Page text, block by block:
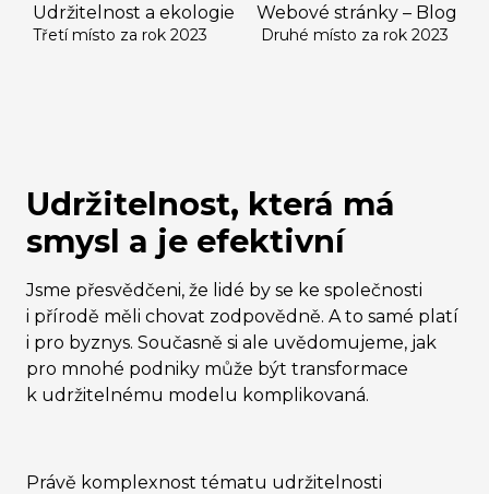
Udržitelnost a ekologie
Třetí místo za rok 2023
Webové stránky – Blog
Druhé místo za rok 2023
Udržitelnost, která má
smysl a je efektivní
Jsme přesvědčeni, že lidé by se ke společnosti
i přírodě měli chovat zodpovědně. A to samé platí
i pro byznys. Současně si ale uvědomujeme, jak
pro mnohé podniky může být transformace
k udržitelnému modelu komplikovaná.
Právě komplexnost tématu udržitelnosti